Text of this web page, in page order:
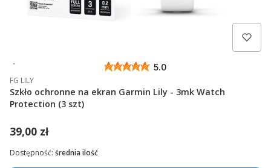
5.0
FG LILY
Szkło ochronne na ekran Garmin Lily - 3mk Watch
Protection (3 szt)
39,00 zł
Dostępność: średnia ilość